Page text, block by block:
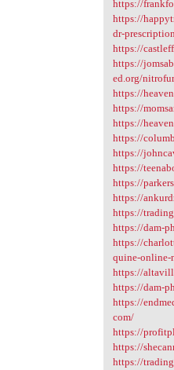
https://
https://
dr-
https://
https://
ed.org/
https://
https://
https://
https://
https://
https://
https://
https://
https://
https://dam-
https://
quine-online-
https://
https://dam-
https://
com/
https://
https://
https://